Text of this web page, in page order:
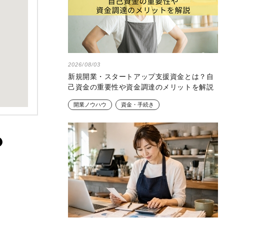
2026/08/03
新規開業・スタートアップ支援資金とは？自
己資金の重要性や資金調達のメリットを解説
開業ノウハウ 資金・手続き